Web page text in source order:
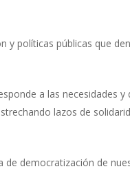
y políticas públicas que
a las necesidades y
lazos de
democratización de